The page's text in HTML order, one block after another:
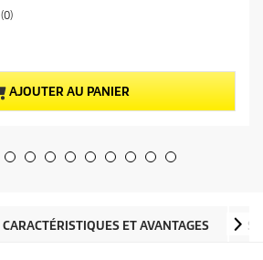
(0)
AJOUTER AU PANIER
CARACTÉRISTIQUES ET AVANTAGES